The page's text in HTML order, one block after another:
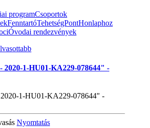
programCsoportok
FenntartóTehetségPontHonlaphoz
Óvodai rendezvények
1-HU01-KA229-078644" -
1-HU01-KA229-078644" -
Nyomtatás